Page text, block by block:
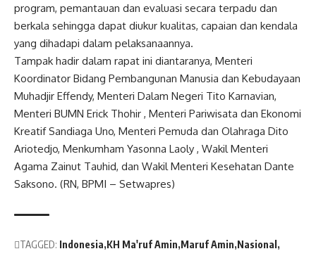
program, pemantauan dan evaluasi secara terpadu dan
berkala sehingga dapat diukur kualitas, capaian dan kendala
yang dihadapi dalam pelaksanaannya.
Tampak hadir dalam rapat ini diantaranya, Menteri
Koordinator Bidang Pembangunan Manusia dan Kebudayaan
Muhadjir Effendy, Menteri Dalam Negeri Tito Karnavian,
Menteri BUMN Erick Thohir , Menteri Pariwisata dan Ekonomi
Kreatif Sandiaga Uno, Menteri Pemuda dan Olahraga Dito
Ariotedjo, Menkumham Yasonna Laoly , Wakil Menteri
Agama Zainut Tauhid, dan Wakil Menteri Kesehatan Dante
Saksono. (RN, BPMI – Setwapres)
TAGGED: Indonesia KH Ma'ruf Amin Maruf Amin Nasional